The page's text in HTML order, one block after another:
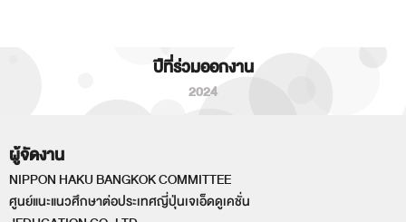
ปีที่ร่วมออกงาน
2024
ผู้จัดงาน
NIPPON HAKU BANGKOK COMMITTEE
ศูนย์แนะแนวศึกษาต่อประเทศญี่ปุ่นเจเอ็ดดูเคชั่น